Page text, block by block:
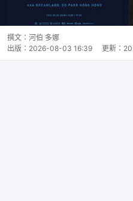
撰文： 河伯 多娜
出版： 2026-08-03 16:39 更新：